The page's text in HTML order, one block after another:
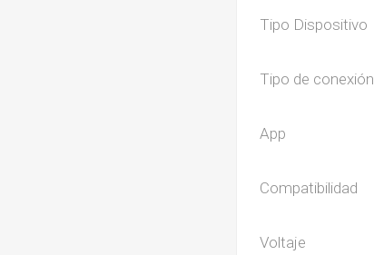
Tipo Dispositivo
Tipo de conexión
App
Compatibilidad
Voltaje